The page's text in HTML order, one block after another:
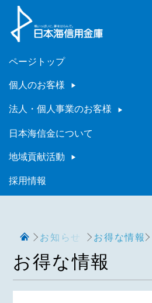
ページトップ
個人のお客様
法人・個人事業のお客様
日本海信金について
地域貢献活動
採用情報
お知らせ お得な情報
お得な情報